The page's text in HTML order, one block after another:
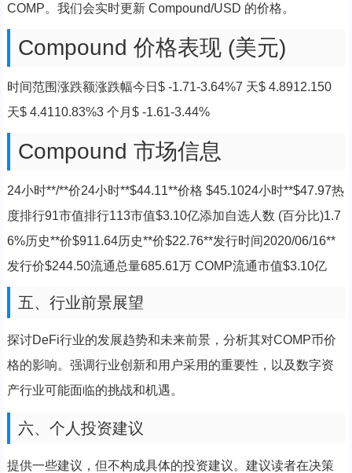
COMP。我们会实时更新 Compound/USD 的价格。
Compound 价格表现 (美元)
时间范围涨跌额涨跌幅今日$ -1.71-3.64%7 天$ 4.8912.150
天$ 4.4110.83%3 个月$ -1.61-3.44%
Compound 市场信息
24小时**/**价24小时**$44.11**价格 $45.1024小时**$47.97热
度排行91市值排行113市值$3.10亿添加自选人数 (百分比)1.7
6%历史**价$911.64历史**价$22.76**发行时间2020/06/16**
发行价$244.50流通总量685.61万 COMP流通市值$3.10亿
五、行业前景展望
探讨DeFi行业的发展趋势和未来前景，分析其对COMP币价
格的影响。强调行业创新和用户采用的重要性，以及数字资
产行业可能面临的挑战和机遇。
六、个人投资建议
提供一些建议，但不构成具体的投资建议。建议读者在决策